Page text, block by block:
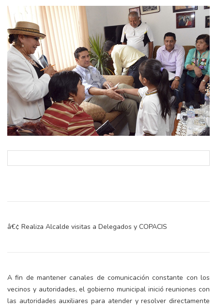
â€¢ Realiza Alcalde visitas a Delegados y COPACIS
A fin de mantener canales de comunicación constante con los
vecinos y autoridades, el gobierno municipal inició reuniones con
las autoridades auxiliares para atender y resolver directamente